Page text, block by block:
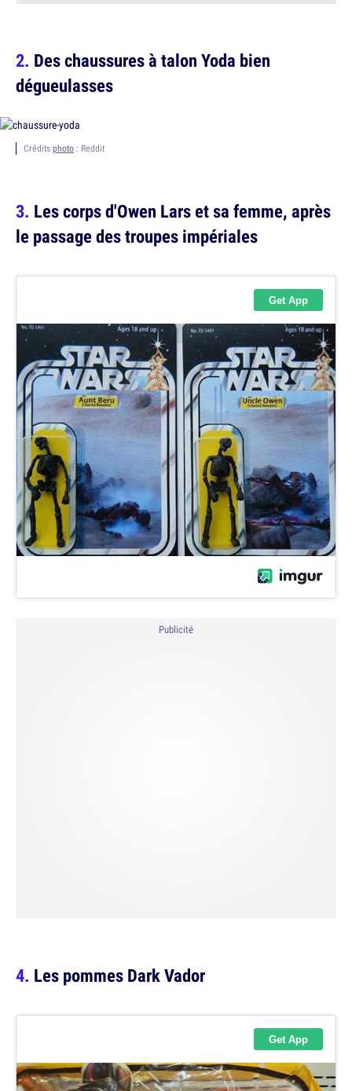
Des chaussures à talon Yoda bien
dégueulasses
Crédits photo : Reddit
Les corps d'Owen Lars et sa femme, après
le passage des troupes impériales
Publicité
Les pommes Dark Vador